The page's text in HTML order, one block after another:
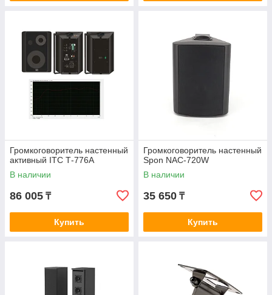
Громкоговоритель настенный
активный ITC T‑776A
В наличии
86 005 ₸
Купить
Громкоговоритель настенный
Spon NAC-720W
В наличии
35 650 ₸
Купить